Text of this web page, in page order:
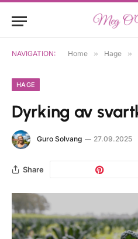
NAVIGATION: Home » Hage »
HAGE
Dyrking av
Guro Solvang 27.09.2025
Share